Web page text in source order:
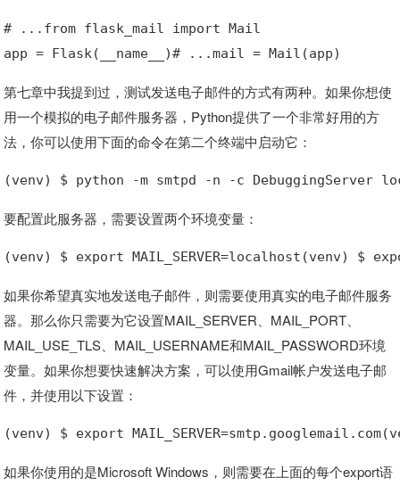
# ...from flask_mail import Mail
app = Flask(__name__)# ...mail = Mail(app)
第七章中我提到过，测试发送电子邮件的方式有两种。如果你想使
用一个模拟的电子邮件服务器，Python提供了一个非常好用的方
法，你可以使用下面的命令在第二个终端中启动它：
(venv) $ python -m smtpd -n -c DebuggingServer
要配置此服务器，需要设置两个环境变量：
(venv) $ export MAIL_SERVER=localhost(venv) $
如果你希望真实地发送电子邮件，则需要使用真实的电子邮件服务
器。那么你只需要为它设置MAIL_SERVER、MAIL_PORT、
MAIL_USE_TLS、MAIL_USERNAME和MAIL_PASSWORD环境
变量。如果你想要快速解决方案，可以使用Gmail帐户发送电子邮
件，并使用以下设置：
(venv) $ export
如果你使用的是Microsoft Windows，则需要在上面的每个export语